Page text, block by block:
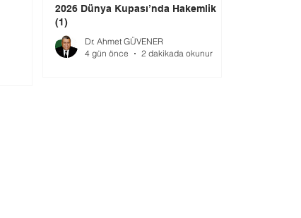
2026 Dünya Kupası’nda Hakemlik
(1)
Dr. Ahmet GÜVENER
4 gün önce
2 dakikada okunur